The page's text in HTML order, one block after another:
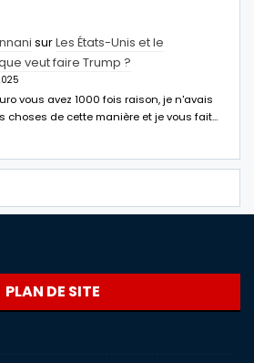
surLes États-Unis et le
veut faire Trump ?
vous avez 1000 fois raison, je n'avais
choses de cette manière et je vous fait…
PLAN DE SITE